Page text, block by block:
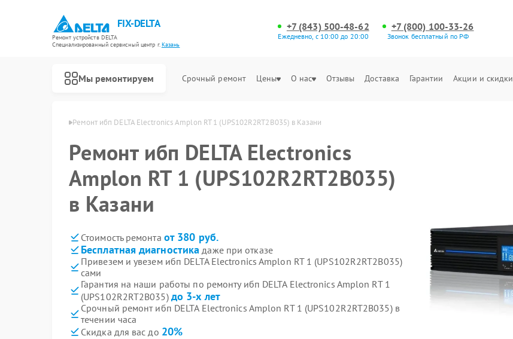
FIX-DELTA
Ремонт устройств DELTA
Специализированный cервисный центр г.Казань
+7 (843) 500-48-62
Ежедневно, с 10:00 до 20:00
+7 (800) 100-33-26
Звонок бесплатный по РФ
Мы ремонтируем Срочный ремонт Цены О нас Отзывы Доставка Гарантии Акции и скидки
DELTA в Казани Ремонт ибп DELTA Electronics Amplon RT 1 (UPS102R2RT2B035) в Казани
Ремонт ибп DELTA Electronics
Amplon RT 1 (UPS102R2RT2B035)
в Казани
Стоимость ремонта от 380 руб.
Бесплатная диагностика даже при отказе
Привезем и увезем ибп DELTA Electronics Amplon RT 1 (UPS102R2RT2B035)
сами
Гарантия на наши работы по ремонту ибп DELTA Electronics Amplon RT 1
(UPS102R2RT2B035) до 3-х лет
Срочный ремонт ибп DELTA Electronics Amplon RT 1 (UPS102R2RT2B035) в
течении часа
Скидка для вас до 20%